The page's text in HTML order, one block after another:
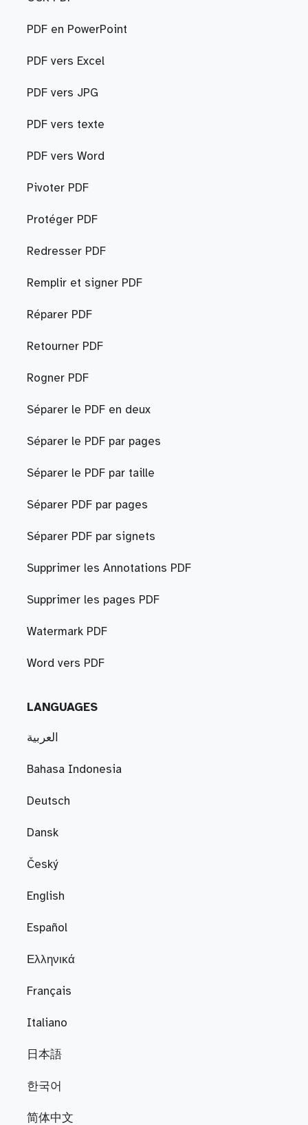
PDF en PowerPoint
PDF vers Excel
PDF vers JPG
PDF vers texte
PDF vers Word
Pivoter PDF
Protéger PDF
Redresser PDF
Remplir et signer PDF
Réparer PDF
Retourner PDF
Rogner PDF
Séparer le PDF en deux
Séparer le PDF par pages
Séparer le PDF par taille
Séparer PDF par pages
Séparer PDF par signets
Supprimer les Annotations PDF
Supprimer les pages PDF
Watermark PDF
Word vers PDF
LANGUAGES
العربية
Bahasa Indonesia
Deutsch
Dansk
Český
English
Español
Ελληνικά
Français
Italiano
日本語
한국어
简体中文